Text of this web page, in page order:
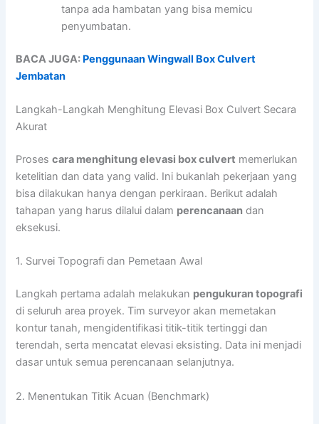
tanpa ada hambatan yang bisa memicu
penyumbatan.
BACA JUGA: Penggunaan Wingwall Box Culvert
Jembatan
Langkah-Langkah Menghitung Elevasi Box Culvert Secara
Akurat
Prosescara menghitung elevasi box culvert memerlukan
ketelitian dan data yang valid. Ini bukanlah pekerjaan yang
bisa dilakukan hanya dengan perkiraan. Berikut adalah
tahapan yang harus dilalui dalam perencanaan dan
eksekusi.
1. Survei Topografi dan Pemetaan Awal
Langkah pertama adalah melakukan pengukuran topografi
di seluruh area proyek. Tim surveyor akan memetakan
kontur tanah, mengidentifikasi titik-titik tertinggi dan
terendah, serta mencatat elevasi eksisting. Data ini menjadi
dasar untuk semua perencanaan selanjutnya.
2. Menentukan Titik Acuan (Benchmark)